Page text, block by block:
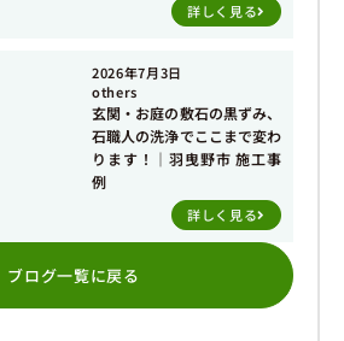
詳しく見る
2026年7月3日
others
玄関・お庭の敷石の黒ずみ、
石職人の洗浄でここまで変わ
ります！｜羽曳野市 施工事
例
詳しく見る
ブログ一覧に戻る